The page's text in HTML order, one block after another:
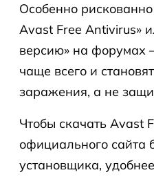
Особенно
Avast Free Antivirus»
версию» на форумах
чаще всего и
заражения, а не
Чтобы скачать Avast
официального сайта
установщика,